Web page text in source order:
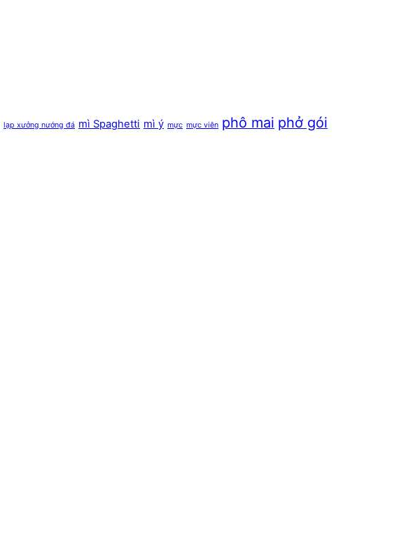
lạp xưởng nướng đá mì Spaghetti mì ý mực mực viên phô mai phở gói